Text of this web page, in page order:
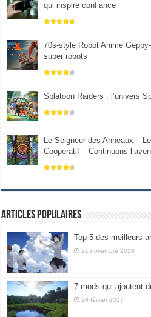
qui inspire confiance
70s-style Robot Anime
super robots
Splatoon Raiders : l’univers
Le Seigneur des Anneaux –
Coopératif – Continuons
Articles populaires
Top 5 des meilleurs
21 novembre 2018
7 mods qui ajoutent
20 février 2017